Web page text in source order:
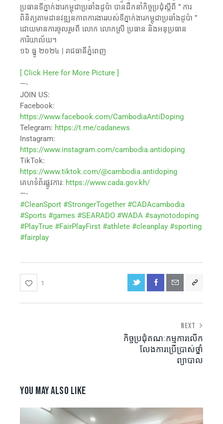
ប្រធានទីភ្នាក់ងារកម្ពុជាប្រឆាំងដូប៉ា បានដឹកនាំកិច្ចប្រជុំស្តីពី ” ការ
ពិនិត្យតាមដានវឌ្ឍនភាពការងាររបស់ទីភ្នាក់ងារកម្ពុជាប្រឆាំងដូប៉ា ”
ដោយមានការចូលរួមពី លោក លោកស្រី ប្រធាន និងអនុប្រធាន
ការិយាល័យ។
១៦ ធ្នូ ២០២៤ | រាជធានីភ្នំពេញ
[ Click Here for More Picture ]
—-
JOIN US:
Facebook:
https://www.facebook.com/CambodiaAntiDoping
Telegram: https://t.me/cadanews
Instagram:
https://www.instagram.com/cambodia.antidoping
TikTok:
https://www.tiktok.com/@cambodia.antidoping
គេហទំព័រផ្លូវការ: https://www.cada.gov.kh/
—-
#CleanSport #StrongerTogether #CADAcambodia
#Sports #games #SEARADO #WADA #saynotodoping
#PlayTrue #FairPlayFirst #athlete #cleanplay #sporting
#fairplay
1
NEXT
កិច្ចប្រជុំគណៈកម្មការលើក
លែងការប្រើប្រាស់ថ្នាំ
ព្យាបាល
YOU MAY ALSO LIKE